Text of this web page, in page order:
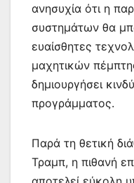
ανησυχία ότι η
συστημάτων θα
ευαίσθητες
μαχητικών
δημιουργήσει
προγράμματος.
Παρά τη θετική
Τραμπ, η πιθανή